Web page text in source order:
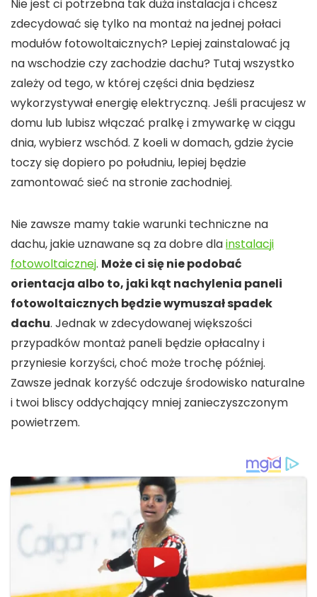
Nie jest ci potrzebna tak duża instalacja i chcesz
zdecydować się tylko na montaż na jednej połaci
modułów fotowoltaicznych? Lepiej zainstalować ją
na wschodzie czy zachodzie dachu? Tutaj wszystko
zależy od tego, w której części dnia będziesz
wykorzystywał energię elektryczną. Jeśli pracujesz w
domu lub lubisz włączać pralkę i zmywarkę w ciągu
dnia, wybierz wschód. Z koeli w domach, gdzie życie
toczy się dopiero po południu, lepiej będzie
zamontować sieć na stronie zachodniej.
Nie zawsze mamy takie warunki techniczne na
dachu, jakie uznawane są za dobre dlainstalacji
fotowoltaicznej. Może ci się nie podobać
orientacja albo to, jaki kąt nachylenia paneli
fotowoltaicznych będzie wymuszał spadek
dachu. Jednak w zdecydowanej większości
przypadków montaż paneli będzie opłacalny i
przyniesie korzyści, choć może trochę później.
Zawsze jednak korzyść odczuje środowisko naturalne
i twoi bliscy oddychający mniej zanieczyszczonym
powietrzem.